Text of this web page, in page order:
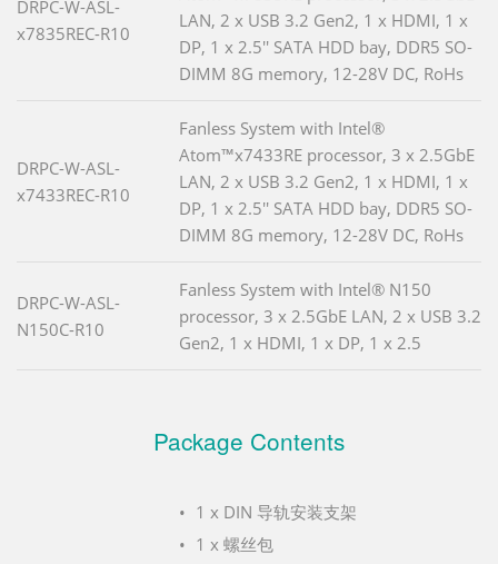
DRPC-W-ASL-
x7835REC-R10
LAN, 2 x USB 3.2 Gen2, 1 x HDMI, 1 x
DP, 1 x 2.5'' SATA HDD bay, DDR5 SO-
DIMM 8G memory, 12-28V DC, RoHs
DRPC-W-ASL-
x7433REC-R10
Fanless System with Intel®
Atom™x7433RE processor, 3 x 2.5GbE
LAN, 2 x USB 3.2 Gen2, 1 x HDMI, 1 x
DP, 1 x 2.5'' SATA HDD bay, DDR5 SO-
DIMM 8G memory, 12-28V DC, RoHs
DRPC-W-ASL-
N150C-R10
Fanless System with Intel® N150
processor, 3 x 2.5GbE LAN, 2 x USB 3.2
Gen2, 1 x HDMI, 1 x DP, 1 x 2.5
Package Contents
1 x DIN 导轨安装支架
1 x 螺丝包